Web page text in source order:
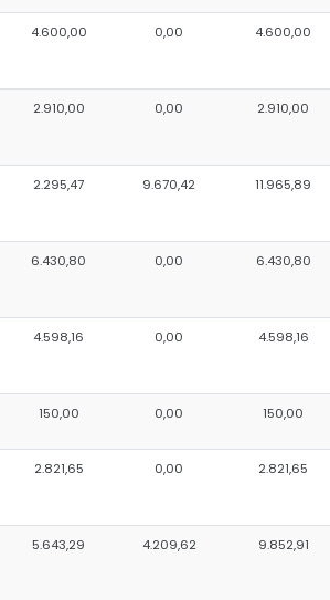
4.600,00 0,00 4.600,00
2.910,00 0,00 2.910,00
2.295,47 9.670,42 11.965,89
6.430,80 0,00 6.430,80
4.598,16 0,00 4.598,16
150,00 0,00 150,00
2.821,65 0,00 2.821,65
5.643,29 4.209,62 9.852,91